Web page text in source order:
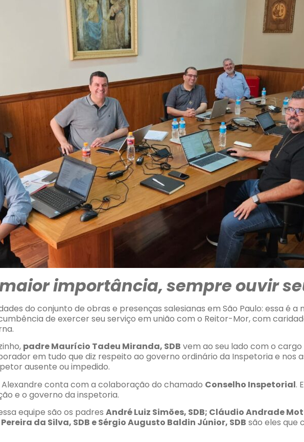
importância, sempre ouvir
do conjunto de obras e presenças salesianas em São Paulo: essa é a
de exercer seu serviço em união com o Reitor-Mor, com
padre Maurício Tadeu Miranda, SDB vem ao seu lado com o
em tudo que diz respeito ao governo ordinário da Inspetoria e nos
ausente ou impedido.
conta com a colaboração do chamado Conselho Inspetorial.
e o governo da inspetoria.
equipe são os padres André Luiz Simões, SDB; Cláudio Andrade
da Silva, SDB e Sérgio Augusto Baldin Júnior, SDB são eles que